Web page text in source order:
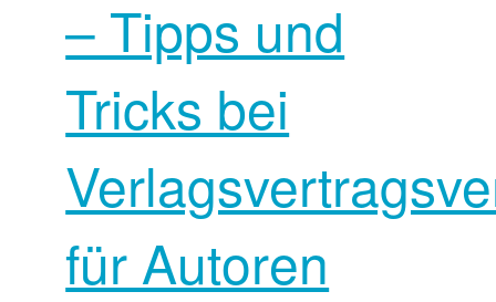
– Tipps und
Tricks bei
für Autoren